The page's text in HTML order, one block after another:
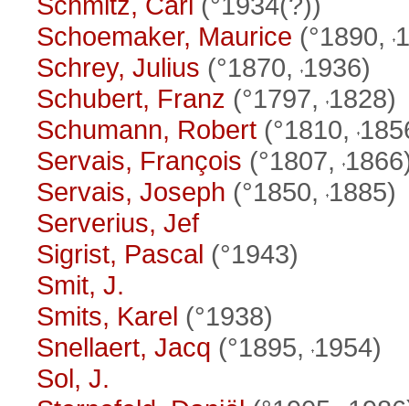
Schoemaker, Maurice (°1890,
Schrey, Julius (°1870, 1936)
Schubert, Franz (°1797, 1828)
Schumann, Robert (°1810,
Servais, François (°1807,
Servais, Joseph (°1850, 1885)
Serverius, Jef
Sigrist, Pascal (°1943)
Smit, J.
Smits, Karel (°1938)
Snellaert, Jacq (°1895, 1954)
Sol, J.